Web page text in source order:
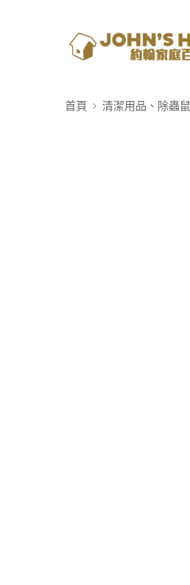
首頁 清潔用品、除蟲鼠